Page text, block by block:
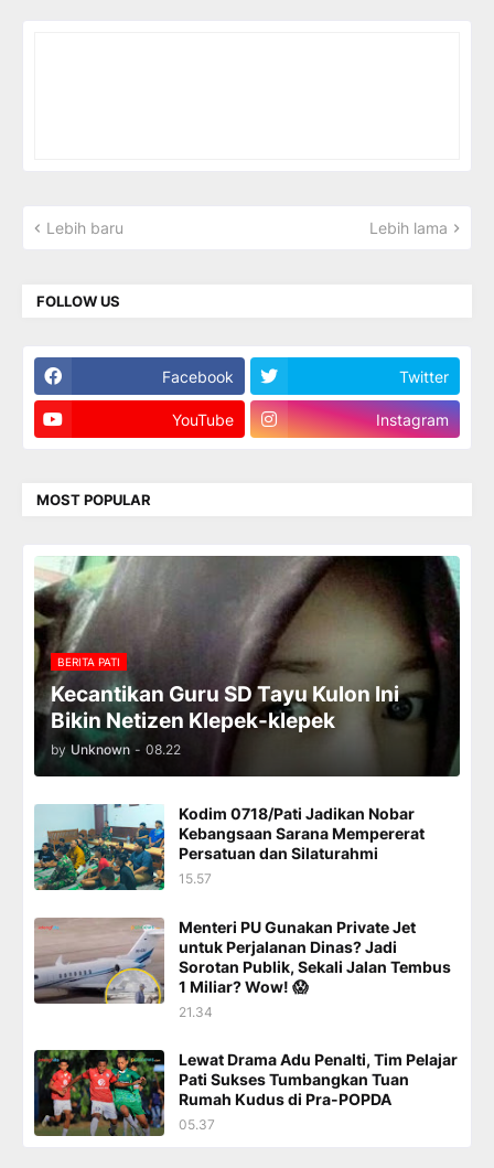
Lebih baru Lebih lama
FOLLOW US
Facebook Twitter
YouTube Instagram
MOST POPULAR
BERITA PATI
Kecantikan Guru SD Tayu Kulon Ini
Bikin Netizen Klepek-klepek
by Unknown - 08.22
Kodim 0718/Pati Jadikan Nobar
Kebangsaan Sarana Mempererat
Persatuan dan Silaturahmi
15.57
Menteri PU Gunakan Private Jet
untuk Perjalanan Dinas? Jadi
Sorotan Publik, Sekali Jalan Tembus
1 Miliar? Wow! 😱
21.34
Lewat Drama Adu Penalti, Tim Pelajar
Pati Sukses Tumbangkan Tuan
Rumah Kudus di Pra-POPDA
05.37